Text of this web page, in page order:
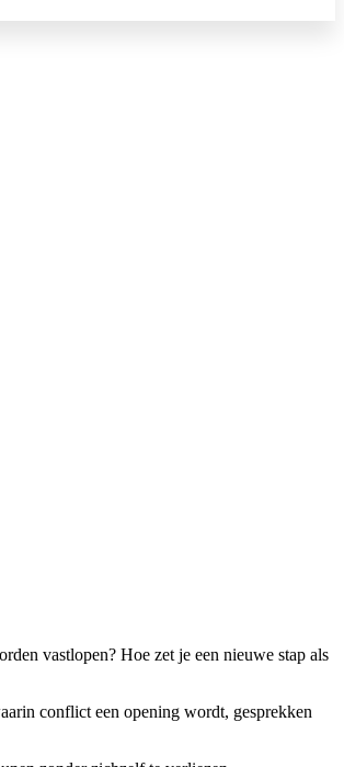
vastlopen? Hoe zet je een nieuwe stap als
conflict een opening wordt, gesprekken